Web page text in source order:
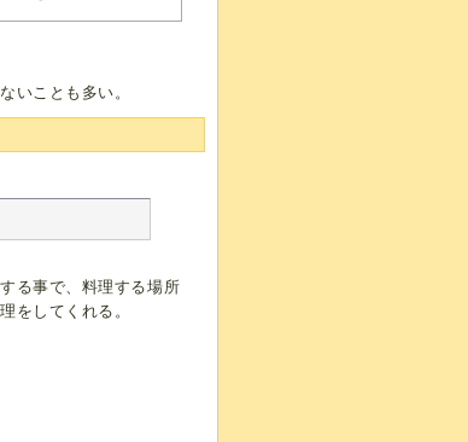
いことも多い。
る事で、料理する場所
をしてくれる。